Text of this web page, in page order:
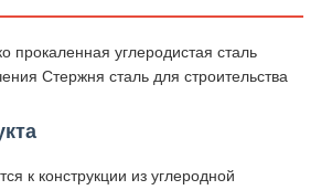
углеродистая сталь
Стержня сталь для строительства
к конструкции из углеродной